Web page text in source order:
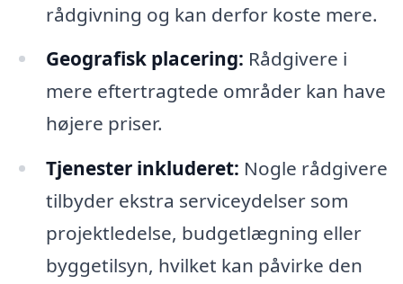
rådgivning og kan derfor koste mere.
Geografisk placering: Rådgivere i
mere eftertragtede områder kan have
højere priser.
Tjenester inkluderet: Nogle rådgivere
tilbyder ekstra serviceydelser som
projektledelse, budgetlægning eller
byggetilsyn, hvilket kan påvirke den